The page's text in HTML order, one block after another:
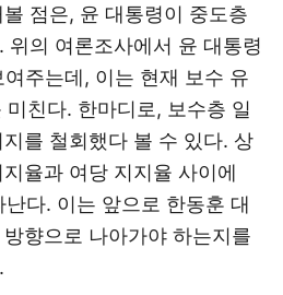
점은, 윤 대통령이 중도층
위의 여론조사에서 윤 대통령
주는데, 이는 현재 보수 유
미친다. 한마디로, 보수층 일
를 철회했다 볼 수 있다. 상
율과 여당 지지율 사이에
난다. 이는 앞으로 한동훈 대
향으로 나아가야 하는지를